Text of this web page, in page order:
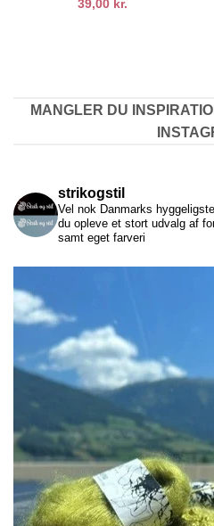
39,00 kr.
MANGLER DU
strikogstil
Vel nok Danmarks
du opleve et stort udvalg af
samt eget farveri